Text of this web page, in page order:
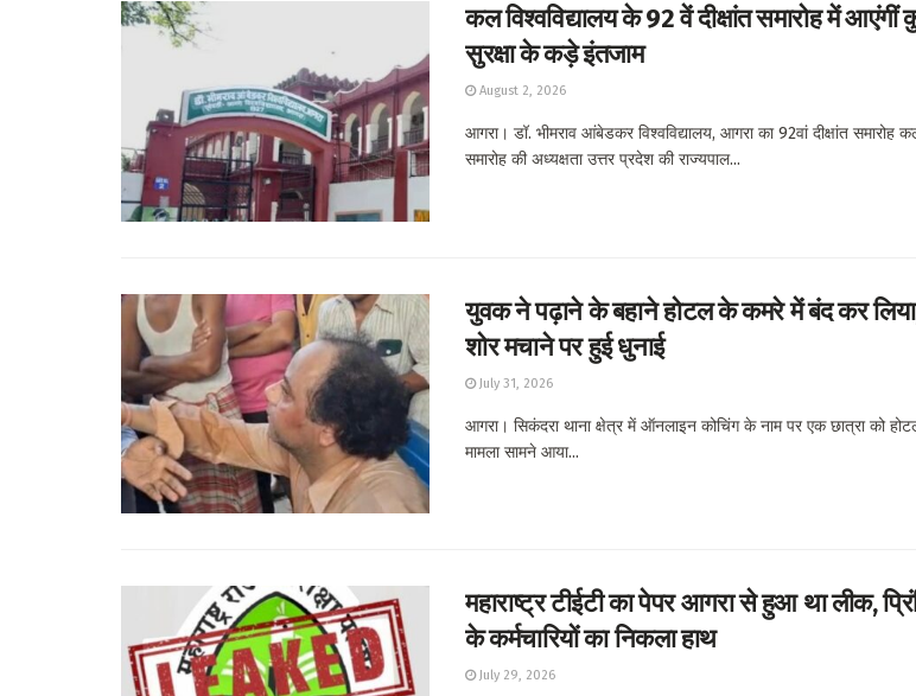
कल विश्वविद्यालय के 92 वें दीक्षांत समारोह में आएंगीं
सुरक्षा के कड़े इंतजाम
August 2, 2026
आगरा। डॉ. भीमराव आंबेडकर विश्वविद्यालय, आगरा का 92वां दीक्षांत समारोह
समारोह की अध्यक्षता उत्तर प्रदेश की राज्यपाल...
युवक ने पढ़ाने के बहाने होटल के कमरे में बंद कर
शोर मचाने पर हुई धुनाई
July 31, 2026
आगरा। सिकंदरा थाना क्षेत्र में ऑनलाइन कोचिंग के नाम पर एक छात्रा को
मामला सामने आया...
महाराष्ट्र टीईटी का पेपर आगरा से हुआ था लीक,
के कर्मचारियों का निकला हाथ
July 29, 2026